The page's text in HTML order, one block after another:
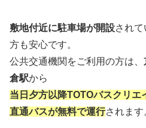
敷地付近に駐車場が開設され
方も安心です。
公共交通機関をご利用の方は、
倉駅から
当日夕方以降TOTOバスクリエ
直通バスが無料で運行されます